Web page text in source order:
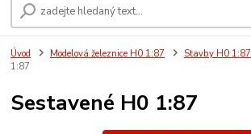
Úvod Modelová železnice H0 1:87 Stavby H0 1:87
1:87
Sestavené H0 1:87